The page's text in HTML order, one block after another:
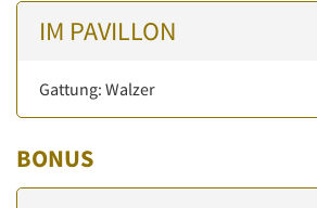
IM PAVILLON
Gattung: Walzer
BONUS